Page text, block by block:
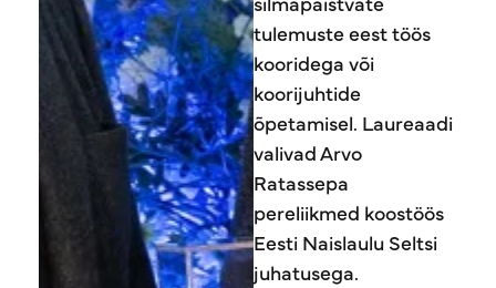
tulemuste eest töös
kooridega või
koorijuhtide
õpetamisel. Laureaadi
valivad Arvo
Ratassepa
pereliikmed koostöös
Eesti Naislaulu Seltsi
juhatusega.